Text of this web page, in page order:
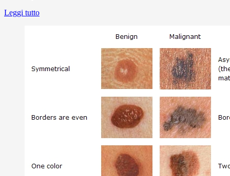
Leggi tutto